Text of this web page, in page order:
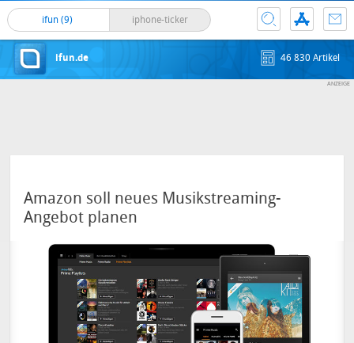
ifun (9) iphone-ticker
ifun.de 46 830 Artikel
Amazon soll neues Musikstreaming-
Angebot planen